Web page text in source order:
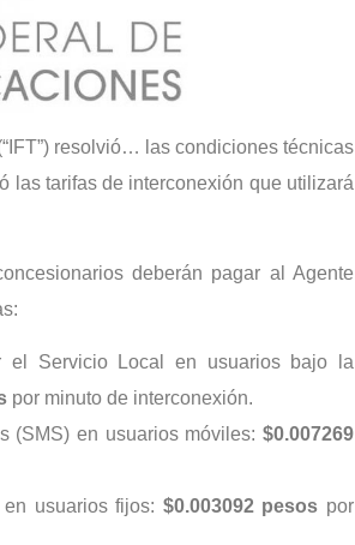
resolvió… las condiciones técnicas
las tarifas de interconexión que utilizará
deberán pagar al Agente
Servicio Local en usuarios bajo la
por minuto de interconexión.
(SMS) en usuarios móviles: $0.007269
usuarios fijos: $0.003092 pesos por